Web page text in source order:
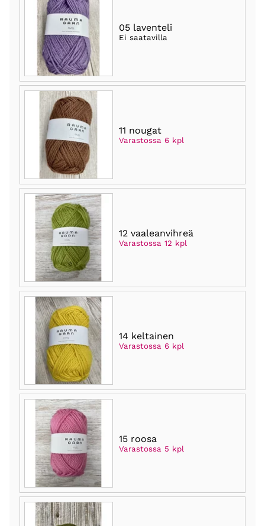
05 laventeli
Ei saatavilla
11 nougat
Varastossa 6 kpl
12 vaaleanvihreä
Varastossa 12 kpl
14 keltainen
Varastossa 6 kpl
15 roosa
Varastossa 5 kpl